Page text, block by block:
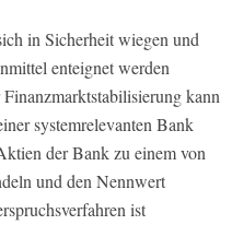
in Sicherheit wiegen und
enteignet werden
kann
systemrelevanten Bank
der Bank zu einem von
und den Nennwert
ist